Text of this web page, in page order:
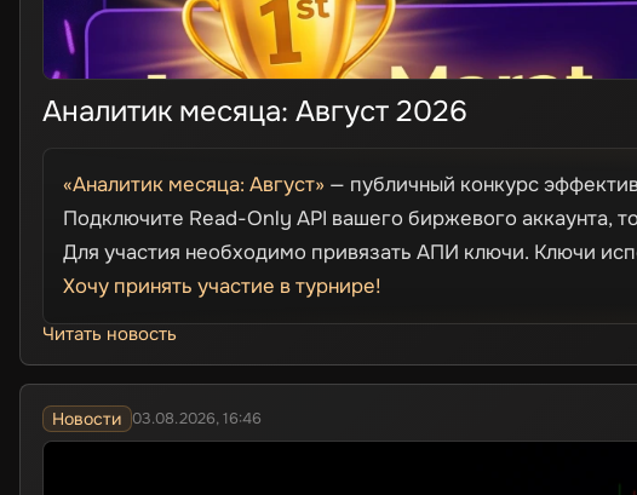
Аналитик месяца: Август 2026
«Аналитик месяца: Август»— публичный конкурс
Подключите Read-Only API вашего биржевого аккаунта,
Для участия необходимо привязать АПИ ключи. Ключи
Хочу принять участие в турнире!
Читать новость
Новости 03.08.2026, 16:46